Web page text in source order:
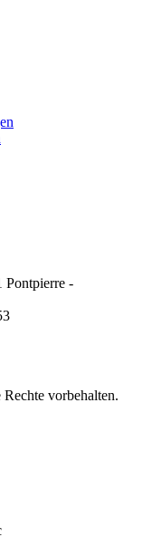
Pontpierre -
vorbehalten.